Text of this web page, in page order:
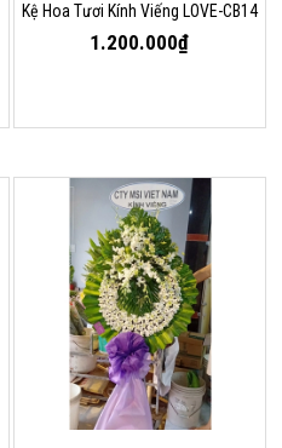
Kệ Hoa Tươi Kính Viếng LOVE-CB14
1.200.000₫